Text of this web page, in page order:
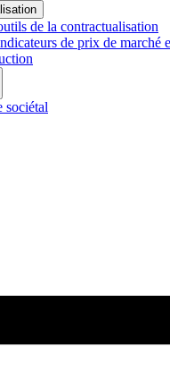
de la contractualisation
de prix de marché
sociétal